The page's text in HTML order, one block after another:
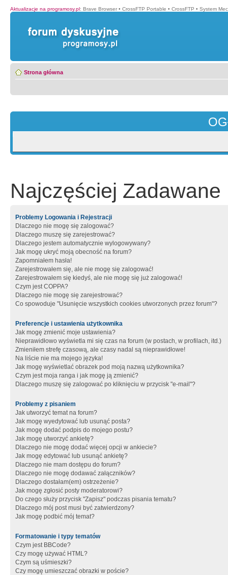
Aktualizacje na programosy.pl: Brave Browser • CrossFTP Portable • CrossFTP • System
Strona główna
Najczęściej Zadawane
Problemy Logowania i Rejestracji
Dlaczego nie mogę się zalogować?
Dlaczego muszę się zarejestrować?
Dlaczego jestem automatycznie wylogowywany?
Jak mogę ukryć moją obecność na forum?
Zapomniałem hasła!
Zarejestrowałem się, ale nie mogę się zalogować!
Zarejestrowałem się kiedyś, ale nie mogę się już zalogować!
Czym jest COPPA?
Dlaczego nie mogę się zarejestrować?
Co spowoduje "Usunięcie wszystkich cookies utworzonych przez forum"?
Preferencje i ustawienia użytkownika
Jak mogę zmienić moje ustawienia?
Nieprawidłowo wyświetla mi się czas na forum (w postach, w profilach, itd.)
Zmieniłem strefę czasową, ale czasy nadal są nieprawidłowe!
Na liście nie ma mojego języka!
Jak mogę wyświetlać obrazek pod moją nazwą użytkownika?
Czym jest moja ranga i jak mogę ją zmienić?
Dlaczego muszę się zalogować po kliknięciu w przycisk "e-mail"?
Problemy z pisaniem
Jak utworzyć temat na forum?
Jak mogę wyedytować lub usunąć posta?
Jak mogę dodać podpis do mojego postu?
Jak mogę utworzyć ankietę?
Dlaczego nie mogę dodać więcej opcji w ankiecie?
Jak mogę edytować lub usunąć ankietę?
Dlaczego nie mam dostępu do forum?
Dlaczego nie mogę dodawać załączników?
Dlaczego dostałam(em) ostrzeżenie?
Jak mogę zgłosić posty moderatorowi?
Do czego służy przycisk "Zapisz" podczas pisania tematu?
Dlaczego mój post musi być zatwierdzony?
Jak mogę podbić mój temat?
Formatowanie i typy tematów
Czym jest BBCode?
Czy mogę używać HTML?
Czym są uśmieszki?
Czy mogę umieszczać obrazki w poście?